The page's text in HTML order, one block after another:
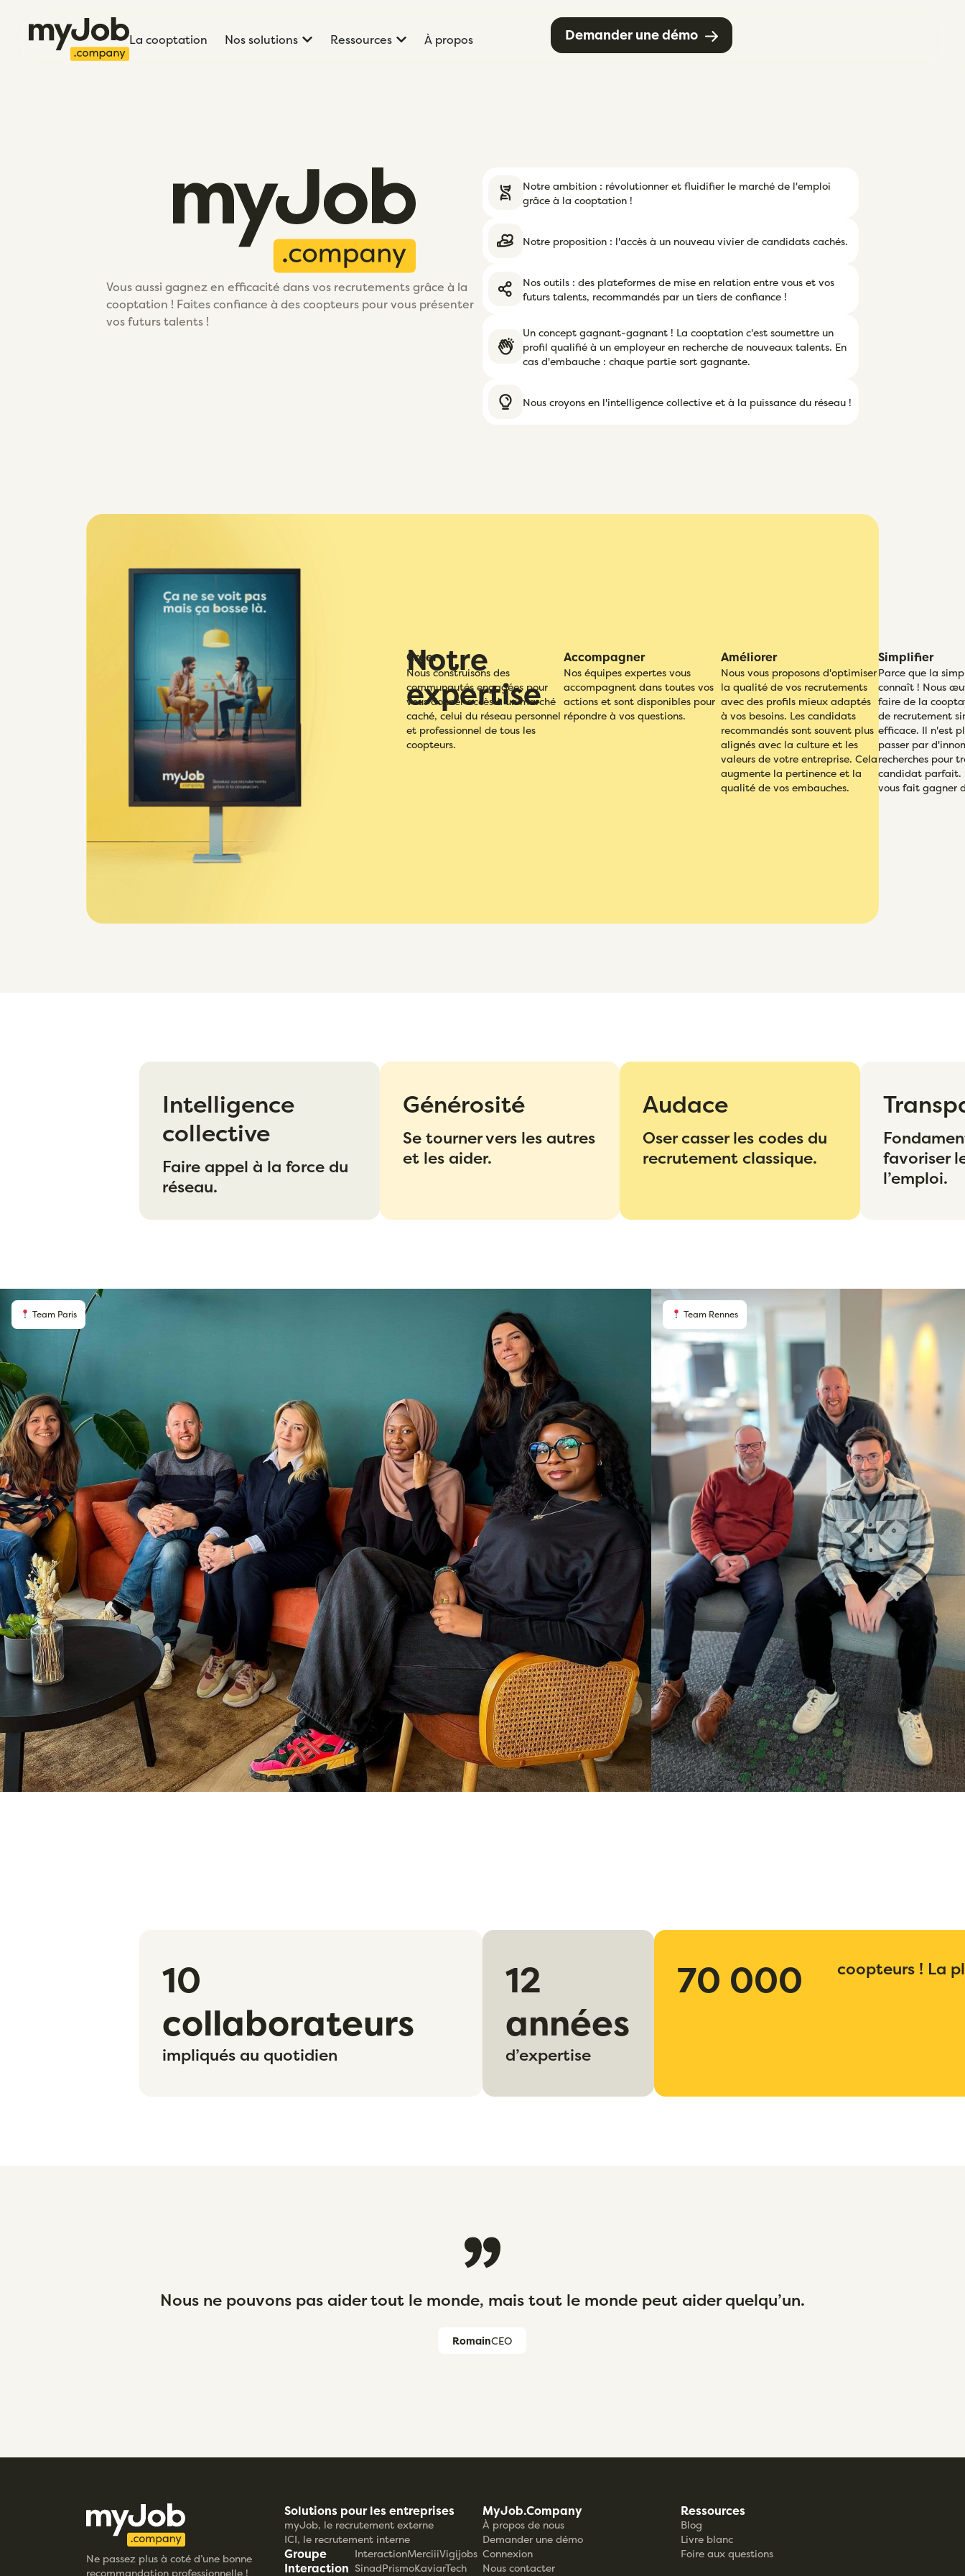
La cooptation Nos solutions Ressources À propos Demander une démo
Vous aussi gagnez en efficacité dans vos recrutements grâce à la
cooptation ! Faites confiance à des coopteurs pour vous présenter
vos futurs talents !
Notre ambition : révolutionner et fluidifier le marché de l'emploi
grâce à la cooptation !
Notre proposition : l'accès à un nouveau vivier de candidats cachés.
Nos outils : des plateformes de mise en relation entre vous et vos
futurs talents, recommandés par un tiers de confiance !
Un concept gagnant-gagnant ! La cooptation c'est soumettre un
profil qualifié à un employeur en recherche de nouveaux talents. En
cas d'embauche : chaque partie sort gagnante.
Nous croyons en l'intelligence collective et à la puissance du réseau !
Notre
expertise
Créer
Nous construisons des
communautés engagées pour
vous donner accès à un marché
caché, celui du réseau personnel
et professionnel de tous les
coopteurs.
Accompagner
Nos équipes expertes vous
accompagnent dans toutes vos
actions et sont disponibles pour
répondre à vos questions.
Améliorer
Nous vous proposons d'optimiser
la qualité de vos recrutements
avec des profils mieux adaptés
à vos besoins. Les candidats
recommandés sont souvent plus
alignés avec la culture et les
valeurs de votre entreprise. Cela
augmente la pertinence et la
qualité de vos embauches.
Simplifier
Parce que la
connaît ! Nous
faire de la
de recrutement
efficace. Il n'est
passer par
recherches pour
candidat parfait.
vous fait gagner
Nos
valeurs
Intelligence
collective
Faire appel à la force du
réseau.
Générosité
Se tourner vers les autres
et les aider.
Audace
Oser casser les codes du
recrutement classique.
favoriser
l’emploi.
Team Paris Team Rennes
chiffres
10
collaborateurs
impliqués au quotidien
12
années
d’expertise
70 000 coopteurs ! La
Nous ne pouvons pas aider tout le monde, mais tout le monde peut aider quelqu’un.
RomainCEO
Ne passez plus à coté d’une bonne
recommandation professionnelle !
Solutions pour les entreprises
myJob, le recrutement externe
ICI, le recrutement interne
Groupe
Interaction
InteractionMerciiiVigijobs
SinadPrismoKaviarTech
MyJob.Company
À propos de nous
Demander une démo
Connexion
Nous contacter
Ressources
Blog
Livre blanc
Foire aux questions